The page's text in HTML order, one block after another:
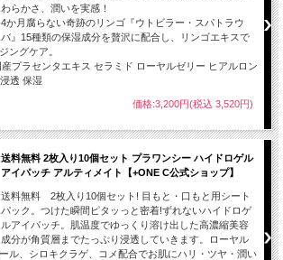
わらかさ、潤いを実感！
4か月腐らない奇跡のリンゴ『ウトビラー・スパトラウ
バ』15種類の保湿成分を贅沢に配合し、リンゴエキスで
ングケア。
プラセンタエキス セラミド ローヤルゼリー ヒアルロン
透 保湿
価格:3,200円(税込 3,520円)
送料無料 2枚入り10個セット プラワンシー ハイドロゲル
アイパッチ アルティメイト【+ONE C公式ショップ】
送料無料 2枚入り10個セット! 目もと・口もと用シート
パック。つけた瞬間ピタッっと密着!ずれないハイドロゲ
ルアイパッチ。肌温度でゆっくり溶け出した高濃縮美容
成分が角質層までたっぷり浸透していきます。ローヤル
ル、シロキクラゲ、コメ配合でお肌にハリ・ツヤ・潤い